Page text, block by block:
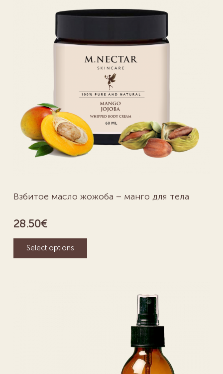
Взбитое масло жожоба – манго для тела
28.50€
Select options